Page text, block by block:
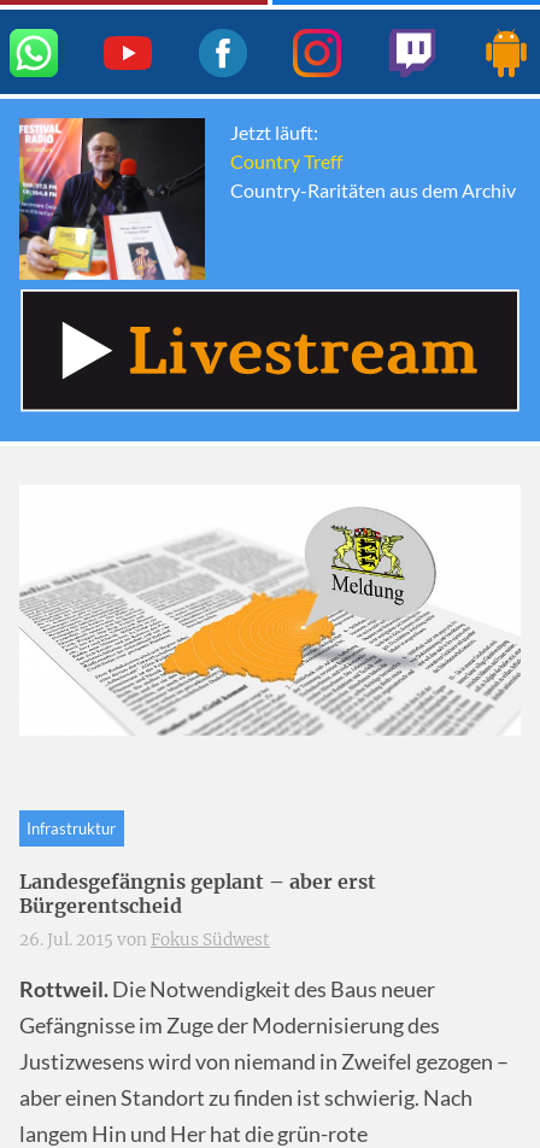
Jetzt läuft:
Country Treff
Country-Raritäten aus dem Archiv
Infrastruktur
Landesgefängnis geplant – aber erst
Bürgerentscheid
26. Jul. 2015 von Fokus Südwest
Rottweil.Die Notwendigkeit des Baus neuer
Gefängnisse im Zuge der Modernisierung des
Justizwesens wird von niemand in Zweifel gezogen –
aber einen Standort zu finden ist schwierig. Nach
langem Hin und Her hat die grün-rote